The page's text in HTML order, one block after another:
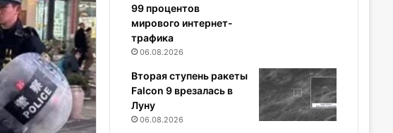
99 процентов
мирового интернет-
трафика
06.08.2026
Вторая ступень ракеты
Falcon 9 врезалась в
Луну
06.08.2026